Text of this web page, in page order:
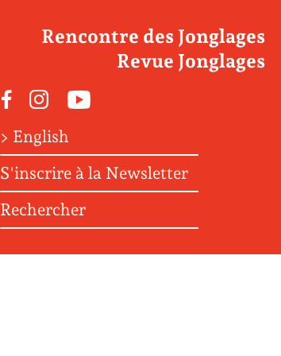
Facebook
> English
S'inscrire à la Newsletter
Rechercher
Rencontre des Jonglages
Revue Jonglages